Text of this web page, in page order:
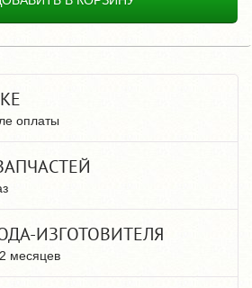
оплаты
ИЗГОТОВИТЕЛЯ
месяцев